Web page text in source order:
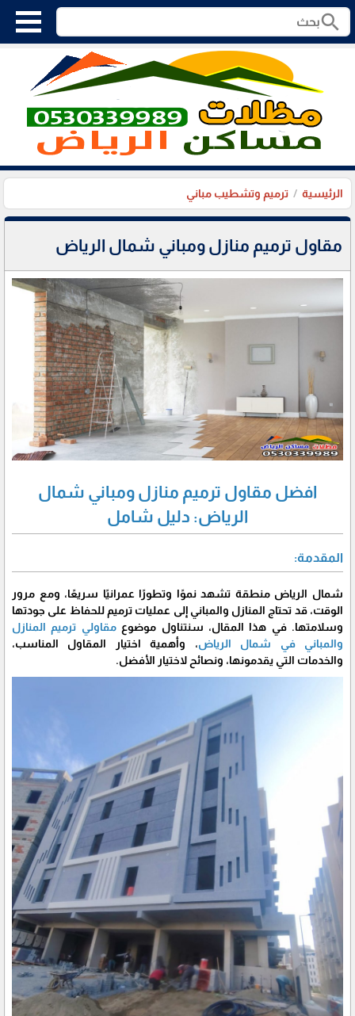
search
الرئيسية ترميم وتشطيب مباني
مقاول ترميم منازل ومباني شمال الرياض
افضل مقاول ترميم منازل ومباني شمال
الرياض: دليل شامل
المقدمة:
شمال الرياض منطقة تشهد نموًا وتطورًا عمرانيًا سريعًا، ومع مرور
الوقت، قد تحتاج المنازل والمباني إلى عمليات ترميم للحفاظ على جودتها
وسلامتها. في هذا المقال، سنتناول موضوعمقاولي ترميم المنازل
والمباني في شمال الرياض، وأهمية اختيار المقاول المناسب،
والخدمات التي يقدمونها، ونصائح لاختيار الأفضل.